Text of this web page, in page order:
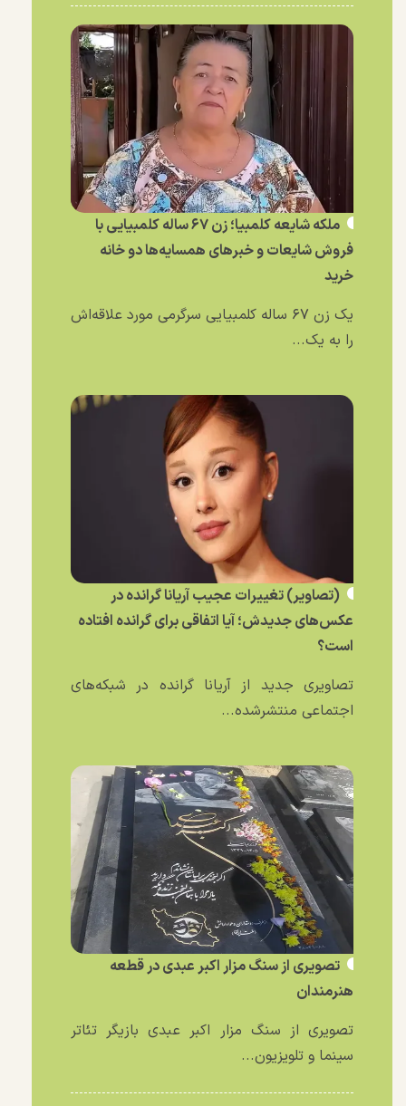
ملکه شایعه کلمبیا؛ زن ۶۷ ساله کلمبیایی با
فروش شایعات و خبر‌های همسایه‌ها دو خانه
خرید
یک زن ۶۷ ساله کلمبیایی سرگرمی مورد علاقه‌اش
را به یک...
(تصاویر) تغییرات عجیب آریانا گرانده در
عکس‌های جدیدش؛ آیا اتفاقی برای گرانده افتاده
است؟
تصاویری جدید از آریانا گرانده در شبکه‌های
اجتماعی منتشرشده...
تصویری از سنگ مزار اکبر عبدی در قطعه
هنرمندان
تصویری از سنگ مزار اکبر عبدی بازیگر تئاتر
سینما و تلویزیون...